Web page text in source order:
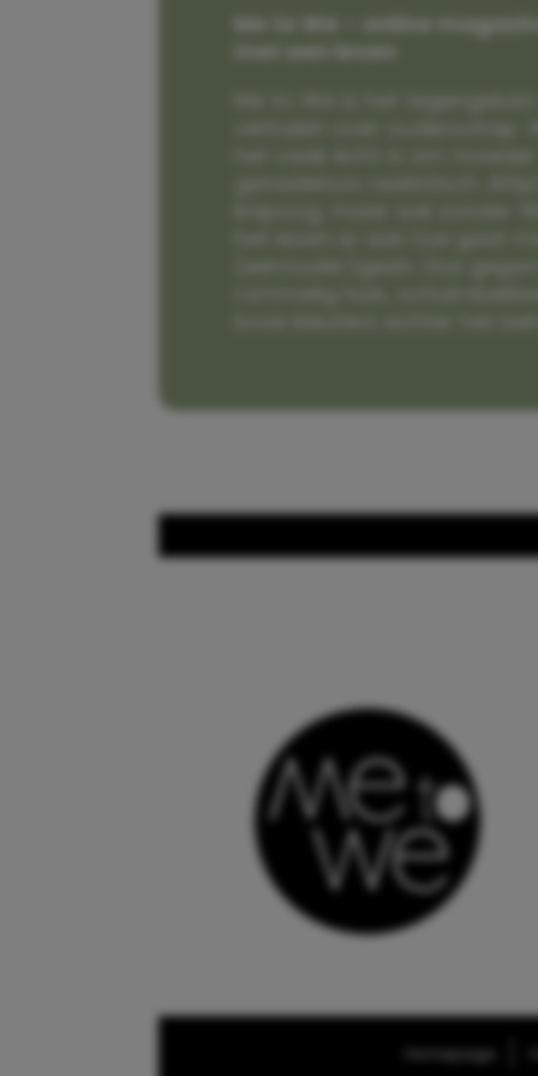
Me to We – online
met een leven
Homepage